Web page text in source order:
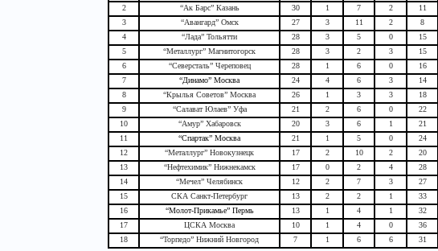
2
“Ак Барс” Казань 30 1 7 2 11
3
“Авангард” Омск 27 3 11 2 8
4
“Лада” Тольятти 28 3 5 0 15
5
“Металлург” Магнитогорск 28 3 2 3 15
6
“Северсталь” Череповец 28 1 6 0 16
7
“Динамо” Москва 24 4 6 3 14
8
“Крылья Советов” Москва 26 1 3 3 18
9
“Салават Юлаев” Уфа 21 2 6 0 22
10
“Амур” Хабаровск 20 3 6 1 21
11
“Спартак” Москва 21 1 5 0 24
12
“Металлург” Новокузнецк 17 2 10 2 20
13
“Нефтехимик” Нижнекамск 17 0 2 4 28
14
“Мечел” Челябинск 12 2 7 3 27
15
СКА Санкт-Петербург 13 2 2 1 33
16
“Молот-Прикамье” Пермь 13 1 4 1 32
17
ЦСКА Москва 10 1 4 0 36
18
“Торпедо” Нижний Новгород 7 1 6 6 31